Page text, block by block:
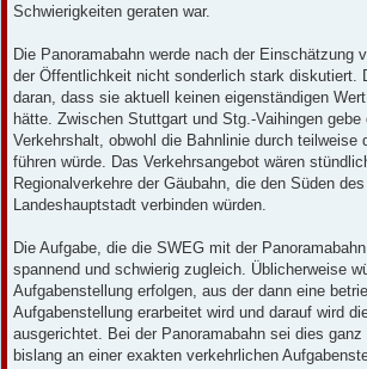
Schwierigkeiten geraten war.
Die Panoramabahn werde nach der Einschätzung
der Öffentlichkeit nicht sonderlich stark diskutiert.
daran, dass sie aktuell keinen eigenständigen
hätte. Zwischen Stuttgart und Stg.-Vaihingen gebe
Verkehrshalt, obwohl die Bahnlinie durch teilweise
führen würde. Das Verkehrsangebot wären
Regionalverkehre der Gäubahn, die den Süden
Landeshauptstadt verbinden würden.
Die Aufgabe, die die SWEG mit der
spannend und schwierig zugleich. Üblicherweise
Aufgabenstellung erfolgen, aus der dann eine
Aufgabenstellung erarbeitet wird und darauf wird
ausgerichtet. Bei der Panoramabahn sei dies
bislang an einer exakten verkehrlichen